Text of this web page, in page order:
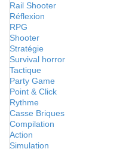
Rail Shooter
Réflexion
RPG
Shooter
Stratégie
Survival horror
Tactique
Party Game
Point & Click
Rythme
Casse Briques
Compilation
Action
Simulation